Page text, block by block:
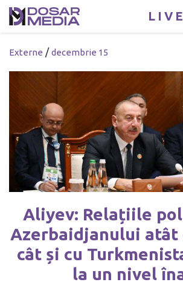
LIVE
Externe /decembrie 15
Aliyev: Relațiile
Azerbaidjanului atât
cât și cu
la un nivel